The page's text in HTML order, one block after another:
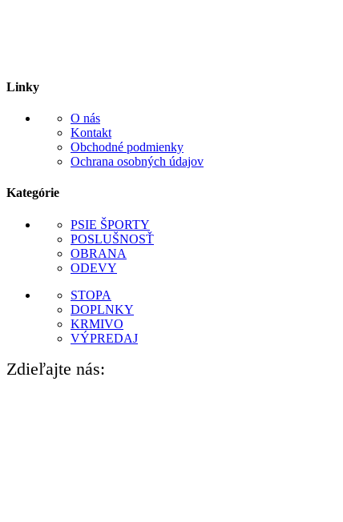
Linky
O nás
Kontakt
Obchodné podmienky
Ochrana osobných údajov
Kategórie
PSIE ŠPORTY
POSLUŠNOSŤ
OBRANA
ODEVY
STOPA
DOPLNKY
KRMIVO
VÝPREDAJ
Zdieľajte nás: